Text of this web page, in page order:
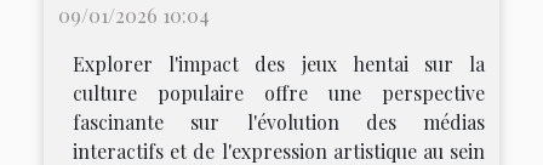
09/01/2026 10:04
Explorer l'impact des jeux hentai sur la
culture populaire offre une perspective
fascinante sur l'évolution des médias
interactifs et de l'expression artistique au sein